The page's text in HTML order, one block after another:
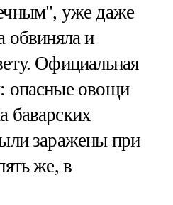
уже даже
обвиняла и
Официальная
опасные овощи
баварских
заражены при
же, в